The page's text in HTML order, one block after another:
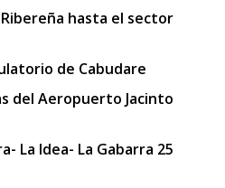
hasta el sector
de Cabudare
del Aeropuerto Jacinto
La Idea- La Gabarra 25